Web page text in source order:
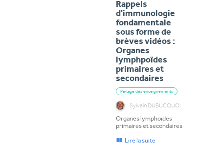
Rappels
d'immunologie
fondamentale
sous forme de
brèves vidéos :
Organes
lymphpoïdes
primaires et
secondaires
Partage des enseignements
Sylvain DUBUCQUOI
Organes lymphoïdes
primaires et secondaires
Lire la suite